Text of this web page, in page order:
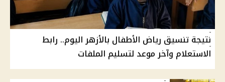
نتيجة تنسيق رياض الأطفال بالأزهر اليوم.. رابط
الاستعلام وآخر موعد لتسليم الملفات